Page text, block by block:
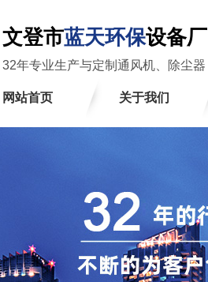
文登市蓝天环保设备厂
32年专业生产与定制通风机、除尘器
网站首页 关于我们